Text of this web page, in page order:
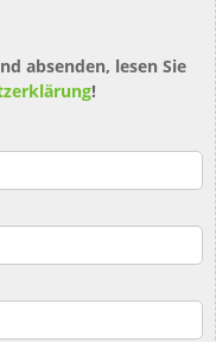
absenden, lesen Sie
!